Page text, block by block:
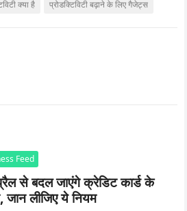
क्या है प्रोडक्टिविटी बढ़ाने के लिए गैजेट्स
Feed
से बदल जाएंगे क्रेडिट कार्ड के
जान लीजिए ये नियम